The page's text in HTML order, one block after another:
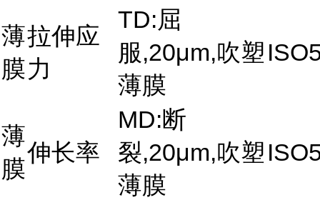
薄
膜
拉伸应
力
TD:屈
服,20μm,吹塑
薄膜
薄
膜
伸长率
MD:断
裂,20μm,吹塑
薄膜